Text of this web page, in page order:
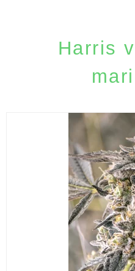
Harris